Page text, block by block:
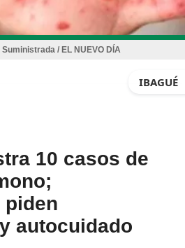
/ EL NUEVO DÍA
IBAGUÉ
10 casos de
piden
autocuidado